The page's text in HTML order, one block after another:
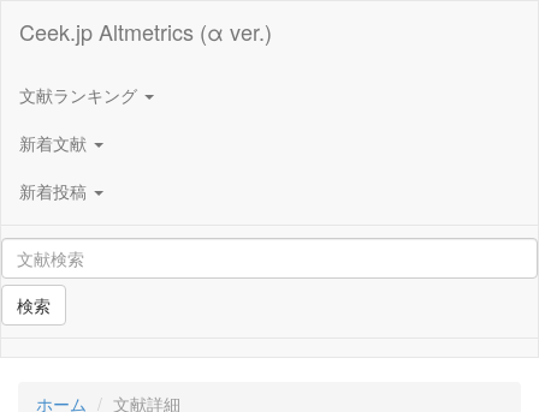
Ceek.jp Altmetrics (α ver.)
文献ランキング
新着文献
新着投稿
検索
ホーム 文献詳細